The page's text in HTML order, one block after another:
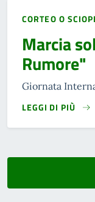
CORTEO O
Marcia
Rumore"
Giornata
LEGGI DI PIÙ